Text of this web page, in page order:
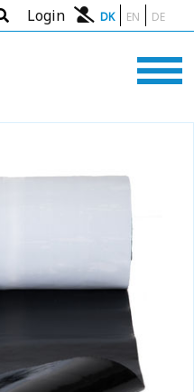
Login DK EN DE